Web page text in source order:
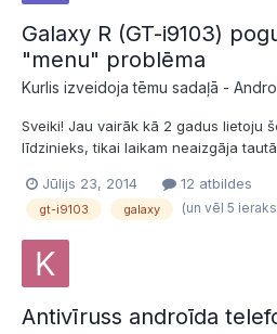
Galaxy R (GT-i9103)
"menu" problēma
Kurlis izveidoja tēmu sadaļā -
Sveiki! Jau vairāk kā 2 gadus lietoju
līdzinieks, tikai laikam neaizgāja
sen sāka gļukot abas skārienjūtīgās
Tagad viņas vairs nevar uzspiest,
Jūlijs 23, 2014 12 atbildes
gt-i9103 galaxy (un vēl 5
Antivīruss androīda